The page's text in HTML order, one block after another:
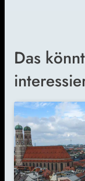
Das